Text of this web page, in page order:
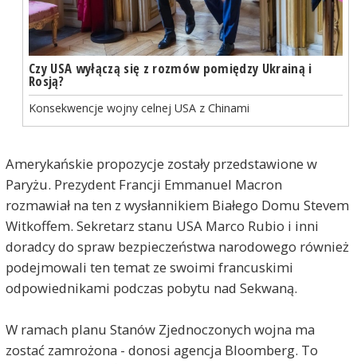
Czy USA wyłączą się z rozmów pomiędzy Ukrainą i
Rosją?
Konsekwencje wojny celnej USA z Chinami
Amerykańskie propozycje zostały przedstawione w
Paryżu. Prezydent Francji Emmanuel Macron
rozmawiał na ten z wysłannikiem Białego Domu Stevem
Witkoffem. Sekretarz stanu USA Marco Rubio i inni
doradcy do spraw bezpieczeństwa narodowego również
podejmowali ten temat ze swoimi francuskimi
odpowiednikami podczas pobytu nad Sekwaną.
W ramach planu Stanów Zjednoczonych wojna ma
zostać zamrożona - donosi agencja Bloomberg. To